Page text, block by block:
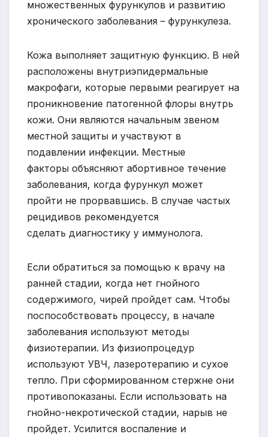
множественных фурункулов и развитию
хронического заболевания – фурункулеза.
Кожа выполняет защитную функцию. В ней
расположены внутриэпидермальные
макрофаги, которые первыми реагирует на
проникновение патогенной флоры внутрь
кожи. Они являются начальным звеном
местной защиты и участвуют в
подавлении инфекции. Местные
факторы объясняют абортивное течение
заболевания, когда фурункул может
пройти не прорвавшись. В случае частых
рецидивов рекомендуется
сделать диагностику у иммунолога.
Если обратиться за помощью к врачу на
ранней стадии, когда нет гнойного
содержимого, чирей пройдет сам. Чтобы
поспособствовать процессу, в начале
заболевания используют методы
физиотерапии. Из физиопроцедур
используют УВЧ, лазеротерапию и сухое
тепло. При сформированном стержне они
противопоказаны. Если использовать на
гнойно-некротической стадии, нарыв не
пройдет. Усилится воспаление и